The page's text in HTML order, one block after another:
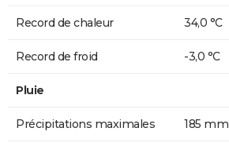
Record de chaleur 34,0 °C
Record de froid -3,0 °C
Pluie
Précipitations maximales 185 mm